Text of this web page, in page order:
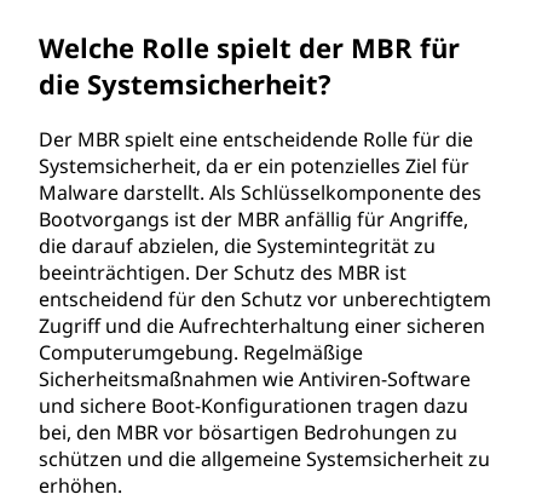
Welche Rolle spielt der MBR für
die Systemsicherheit?
Der MBR spielt eine entscheidende Rolle für die
Systemsicherheit, da er ein potenzielles Ziel für
Malware darstellt. Als Schlüsselkomponente des
Bootvorgangs ist der MBR anfällig für Angriffe,
die darauf abzielen, die Systemintegrität zu
beeinträchtigen. Der Schutz des MBR ist
entscheidend für den Schutz vor unberechtigtem
Zugriff und die Aufrechterhaltung einer sicheren
Computerumgebung. Regelmäßige
Sicherheitsmaßnahmen wie Antiviren-Software
und sichere Boot-Konfigurationen tragen dazu
bei, den MBR vor bösartigen Bedrohungen zu
schützen und die allgemeine Systemsicherheit zu
erhöhen.